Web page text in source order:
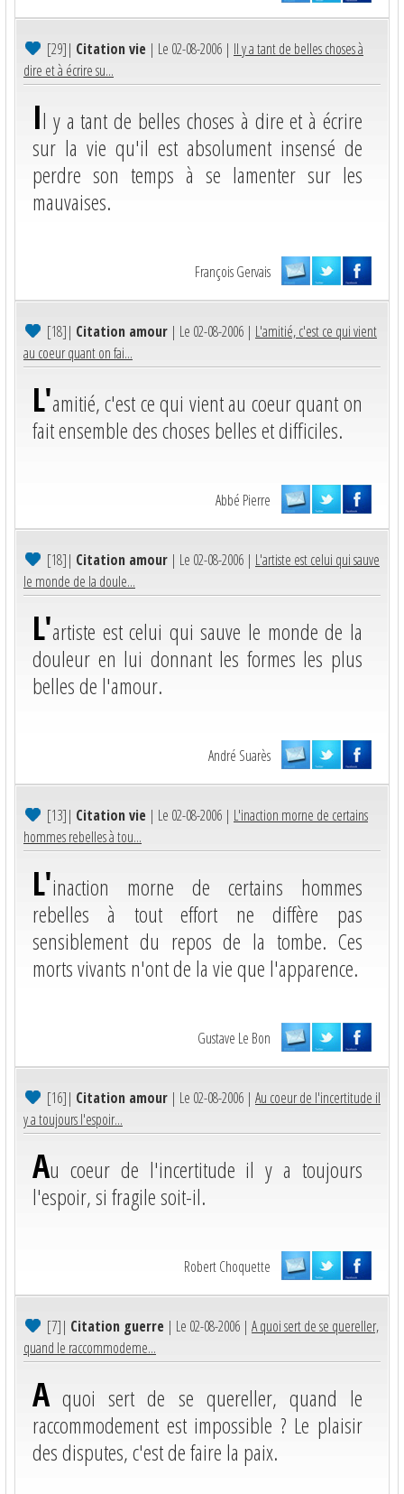
[29]| Citation vie | Le 02-08-2006 | Il y a tant de belles choses à
dire et à écrire su...
Il y a tant de belles choses à dire et à écrire
sur la vie qu'il est absolument insensé de
perdre son temps à se lamenter sur les
mauvaises.
François Gervais
[18]| Citation amour | Le 02-08-2006 | L'amitié, c'est ce qui vient
au coeur quant on fai...
L'amitié, c'est ce qui vient au coeur quant on
fait ensemble des choses belles et difficiles.
Abbé Pierre
[18]| Citation amour | Le 02-08-2006 | L'artiste est celui qui sauve
le monde de la doule...
L'artiste est celui qui sauve le monde de la
douleur en lui donnant les formes les plus
belles de l'amour.
André Suarès
[13]| Citation vie | Le 02-08-2006 | L'inaction morne de certains
hommes rebelles à tou...
L'inaction morne de certains hommes
rebelles à tout effort ne diffère pas
sensiblement du repos de la tombe. Ces
morts vivants n'ont de la vie que l'apparence.
Gustave Le Bon
[16]| Citation amour | Le 02-08-2006 | Au coeur de l'incertitude il
y a toujours l'espoir...
Au coeur de l'incertitude il y a toujours
l'espoir, si fragile soit-il.
Robert Choquette
[7]| Citation guerre | Le 02-08-2006 | A quoi sert de se quereller,
quand le raccommodeme...
Aquoi sert de se quereller, quand le
raccommodement est impossible ? Le plaisir
des disputes, c'est de faire la paix.